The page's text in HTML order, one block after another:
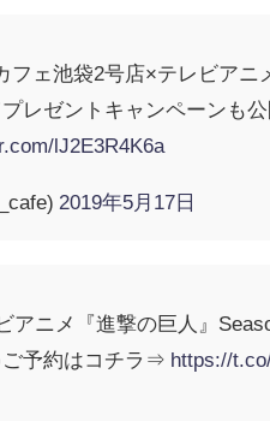
フェ池袋2号店×テレビア
レゼントキャンペーンも
lJ2E3R4K6a
2019年5月17日
アニメ『進撃の巨人』
ご予約はコチラ⇒ https://